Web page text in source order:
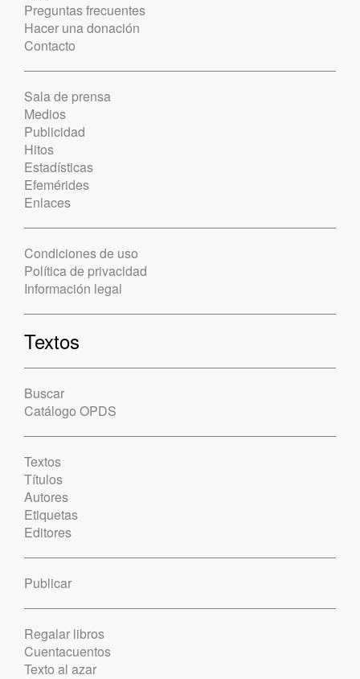
Preguntas frecuentes
Hacer una donación
Contacto
Sala de prensa
Medios
Publicidad
Hitos
Estadísticas
Efemérides
Enlaces
Condiciones de uso
Política de privacidad
Información legal
Textos
Buscar
Catálogo OPDS
Textos
Títulos
Autores
Etiquetas
Editores
Publicar
Regalar libros
Cuentacuentos
Texto al azar